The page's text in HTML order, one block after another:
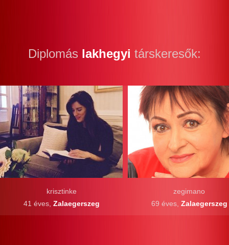
Diplomás lakhegyi társkeresők:
krisztinke
41 éves, Zalaegerszeg
zegimano
69 éves, Zalaegerszeg